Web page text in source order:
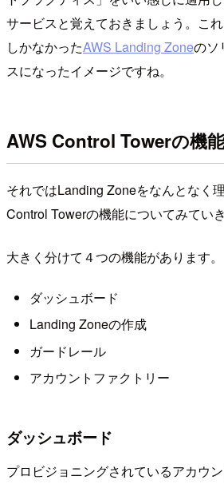
サービスと覚えておきましょう。こ
しかなかったAWS Landing Zoneのソ
スになったイメージですね。
AWS Control Towerの機能
それではLanding Zoneをなんとなく
Control Towerの機能についてみてい
大きく分けて４つの機能があります。
ダッシュボード
Landing Zoneの作成
ガードレール
アカウントファクトリー
ダッシュボード
プロビジョニングされているアカウ